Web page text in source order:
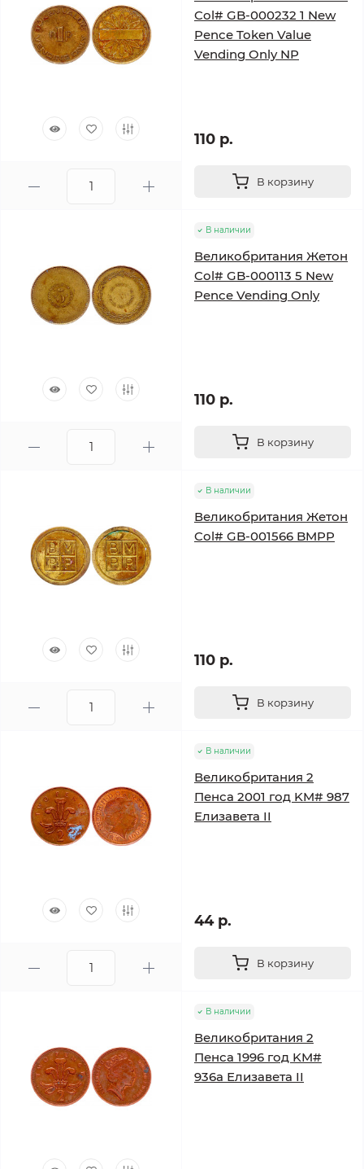
Col# GB-000232 1 New
Pence Token Value
Vending Only NP
110 р.
В корзину
В наличии
Великобритания Жетон
Col# GB-000113 5 New
Pence Vending Only
110 р.
В корзину
В наличии
Великобритания Жетон
Col# GB-001566 BMPP
110 р.
В корзину
В наличии
Великобритания 2
Пенса 2001 год KM# 987
Елизавета II
44 р.
В корзину
В наличии
Великобритания 2
Пенса 1996 год KM#
936a Елизавета II